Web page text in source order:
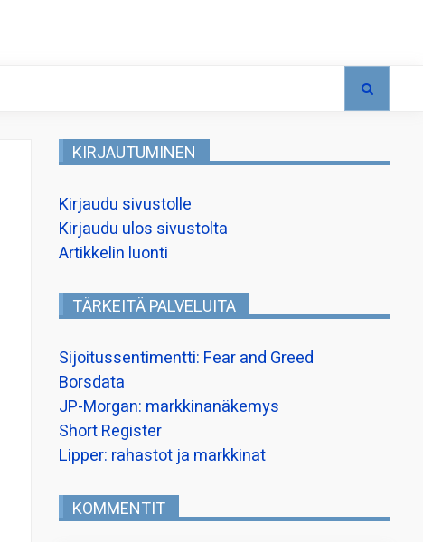
KIRJAUTUMINEN
Kirjaudu sivustolle
Kirjaudu ulos sivustolta
Artikkelin luonti
TÄRKEITÄ PALVELUITA
Sijoitussentimentti: Fear and Greed
Borsdata
JP-Morgan: markkinanäkemys
Short Register
Lipper: rahastot ja markkinat
KOMMENTIT